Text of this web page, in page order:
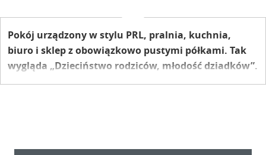
Pokój urządzony w stylu PRL, pralnia, kuchnia,
biuro i sklep z obowiązkowo pustymi półkami. Tak
wygląda „Dzieciństwo rodziców, młodość dziadków”.
To tytuł nowej wystawy czasowej w Gminnym